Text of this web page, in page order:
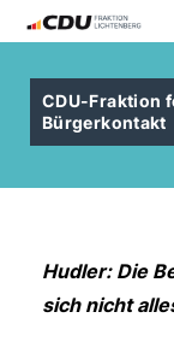
CDU-Fraktion
Bürgerkontakt
Hudler: Die
sich nicht